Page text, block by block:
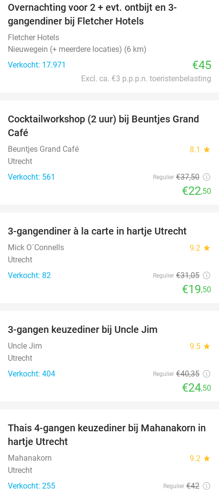
Overnachting voor 2 + evt. ontbijt en 3-
gangendiner bij Fletcher Hotels
Fletcher Hotels
Nieuwegein (+ meerdere locaties) (6 km)
Verkocht: 17.971
€45
Excl. ca. €3 p.p.p.n. toeristenbelasting
40%
Cocktailworkshop (2 uur) bij Beuntjes Grand
Café
Beuntjes Grand Café 8.1 star
Utrecht
Verkocht: 561
Regulier €37,50
€22,50
3-gangendiner à la carte in hartje Utrecht
Mick O´Connells 9.2 star
Utrecht
Verkocht: 82
Regulier €31,05
€19,50
3-gangen keuzediner bij Uncle Jim
Uncle Jim 9.5 star
Utrecht
Verkocht: 404
Regulier €40,35
€24,50
41%
Thais 4-gangen keuzediner bij Mahanakorn in
hartje Utrecht
Mahanakorn 9.2 star
Utrecht
Verkocht: 255
Regulier €42